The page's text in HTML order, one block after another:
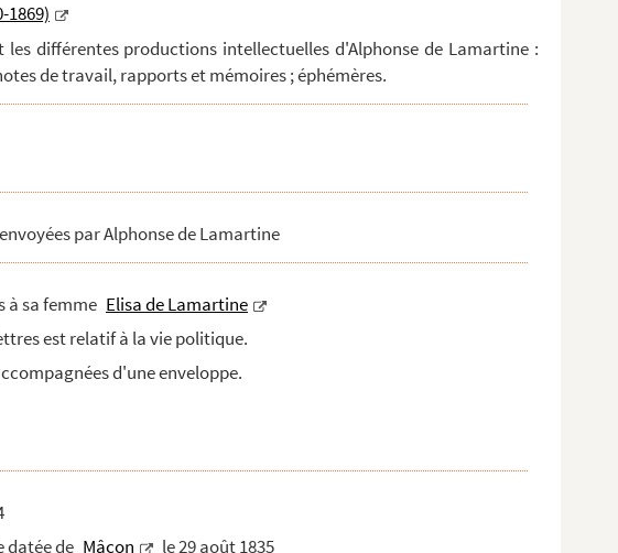
1869)
différentes productions intellectuelles d'Alphonse de Lamartine :
de travail, rapports et mémoires ; éphémères.
par Alphonse de Lamartine
à sa femme Elisa de Lamartine
est relatif à la vie politique.
d'une enveloppe.
datée de Mâcon le 29 août 1835